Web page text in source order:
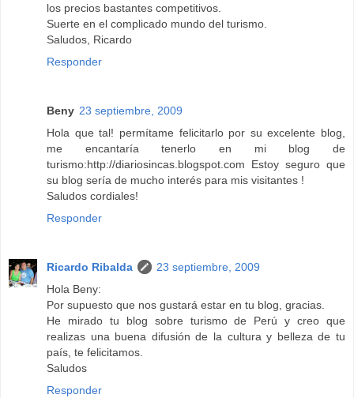
los precios bastantes competitivos.
Suerte en el complicado mundo del turismo.
Saludos, Ricardo
Responder
Beny 23 septiembre, 2009
Hola que tal! permítame felicitarlo por su excelente blog,
me encantaría tenerlo en mi blog de
turismo:http://diariosincas.blogspot.com Estoy seguro que
su blog sería de mucho interés para mis visitantes !
Saludos cordiales!
Responder
Ricardo Ribalda
23 septiembre, 2009
Hola Beny:
Por supuesto que nos gustará estar en tu blog, gracias.
He mirado tu blog sobre turismo de Perú y creo que
realizas una buena difusión de la cultura y belleza de tu
país, te felicitamos.
Saludos
Responder